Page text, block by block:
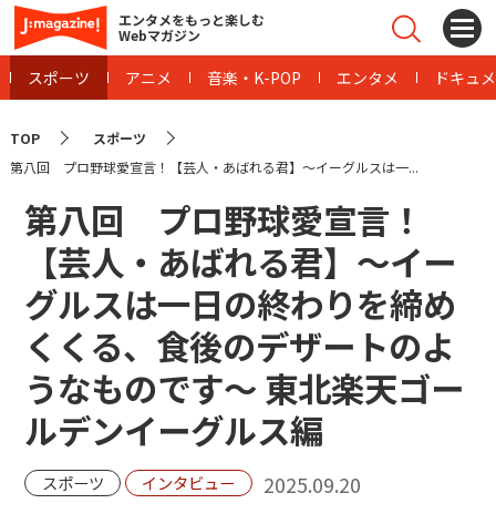
エンタメをもっと楽しむ
Webマガジン
スポーツ アニメ 音楽・K-POP エンタメ ドキュ
TOP
スポーツ
第八回 プロ野球愛宣言！【芸人・あばれる君】〜イーグルスは一...
第八回 プロ野球愛宣言！
【芸人・あばれる君】〜イー
グルスは一日の終わりを締め
くくる、食後のデザートのよ
うなものです〜 東北楽天ゴー
ルデンイーグルス編
スポーツ インタビュー 2025.09.20